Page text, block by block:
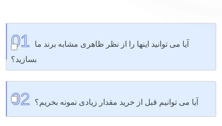
01
آیا می توانید اینها را از نظر ظاهری مشابه برند ما
بسازید؟
100% ما رنگ‌ها را مطابقت می‌دهیم، آرم‌های شما را اضافه
می‌کنیم و بسته‌بندی‌هایی را توسعه می‌دهیم که از قفسه خارج
02 آیا می توانیم قبل از خرید مقدار زیادی نمونه بخریم؟